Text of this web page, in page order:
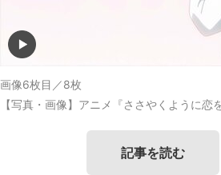
画像6枚目／8枚
【写真・画像】アニメ『ささやくように
記事を読む